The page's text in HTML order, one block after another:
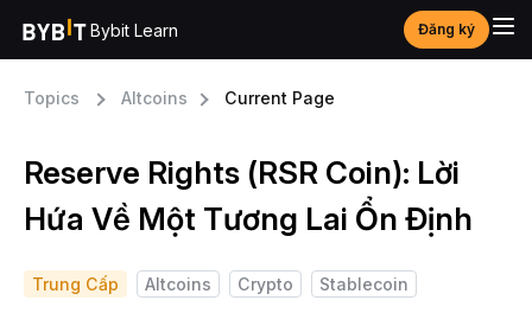
Bybit Learn Đăng ký
Topics Altcoins Current Page
Reserve Rights (RSR Coin): Lời
Hứa Về Một Tương Lai Ổn Định
Trung Cấp Altcoins Crypto
Stablecoin